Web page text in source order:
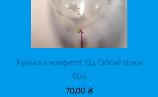
Кулька з конфетті 12д (30см) зірки
білі
Ціна
70,00 ₴